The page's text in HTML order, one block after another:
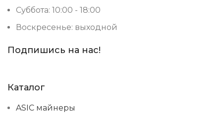
Суббота: 10:00 - 18:00
Воскресенье: выходной
Подпишись на нас!
Каталог
ASIC майнеры